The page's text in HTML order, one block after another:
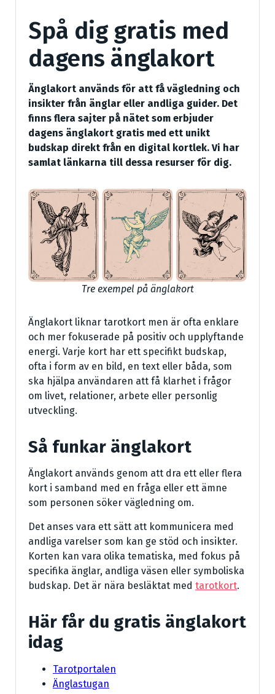
Spå dig gratis med
dagens änglakort
Änglakort används för att få vägledning och
insikter från änglar eller andliga guider. Det
finns flera sajter på nätet som erbjuder
dagens änglakort gratis med ett unikt
budskap direkt från en digital kortlek. Vi har
samlat länkarna till dessa resurser för dig.
Tre exempel på änglakort
Änglakort liknar tarotkort men är ofta enklare
och mer fokuserade på positiv och upplyftande
energi. Varje kort har ett specifikt budskap,
ofta i form av en bild, en text eller båda, som
ska hjälpa användaren att få klarhet i frågor
om livet, relationer, arbete eller personlig
utveckling.
Så funkar änglakort
Änglakort används genom att dra ett eller flera
kort i samband med en fråga eller ett ämne
som personen söker vägledning om.
Det anses vara ett sätt att kommunicera med
andliga varelser som kan ge stöd och insikter.
Korten kan vara olika tematiska, med fokus på
specifika änglar, andliga väsen eller symboliska
budskap. Det är nära besläktat med tarotkort.
Här får du gratis änglakort
idag
Tarotportalen
Änglastugan